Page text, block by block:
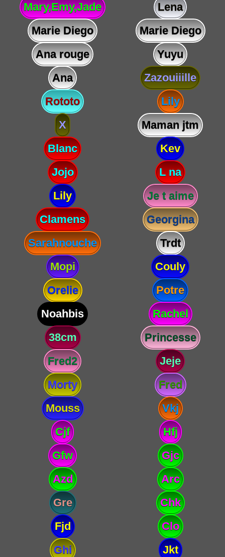
Mary,Emy,Jade
Lena
Marie Diego
Marie Diego
Ana rouge
Yuyu
Ana
Zazouiiille
Rototo
Lily
X
Maman jtm
Blanc
Kev
Jojo
L na
Lily
Je t aime
Clamens
Georgina
Sarahnouche
Trdt
Mopi
Couly
Orelie
Potre
Noahbis
Rachel
38cm
Princesse
Fred2
Jeje
Morty
Fred
Mouss
Vkj
Cjf
Hfj
Gfw
Gjc
Azd
Arc
Gre
Chk
Fjd
Clo
Ghi
Jkt